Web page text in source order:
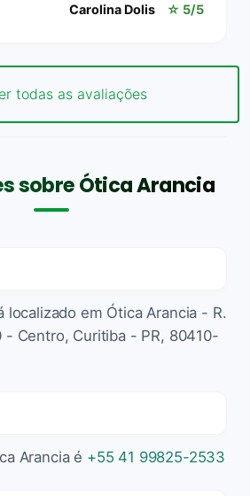
Carolina Dolis ☆ 5/5
todas as avaliações
sobre Ótica Arancia
localizado em Ótica Arancia - R.
- Centro, Curitiba - PR, 80410-
Arancia é +55 41 99825-2533